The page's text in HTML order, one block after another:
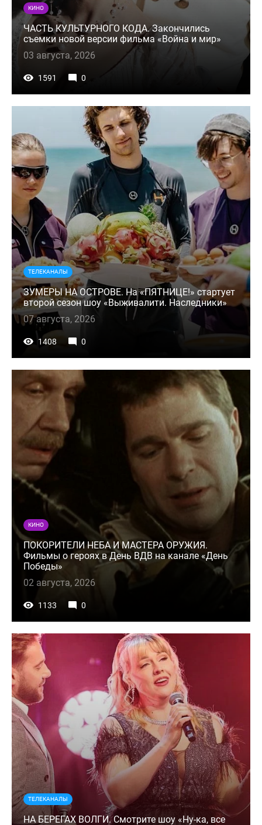
КИНО
ЧАСТЬ КУЛЬТУРНОГО КОДА. Закончились
съемки новой версии фильма «Война и мир»
03 августа, 2026
1591 0
ТЕЛЕКАНАЛЫ
ЗУМЕРЫ НА ОСТРОВЕ. На «ПЯТНИЦЕ!» стартует
второй сезон шоу «Выживалити. Наследники»
07 августа, 2026
1408 0
КИНО
ПОКОРИТЕЛИ НЕБА И МАСТЕРА ОРУЖИЯ.
Фильмы о героях в День ВДВ на канале «День
Победы»
02 августа, 2026
1133 0
ТЕЛЕКАНАЛЫ
НА БЕРЕГАХ ВОЛГИ. Смотрите шоу «Ну-ка, все